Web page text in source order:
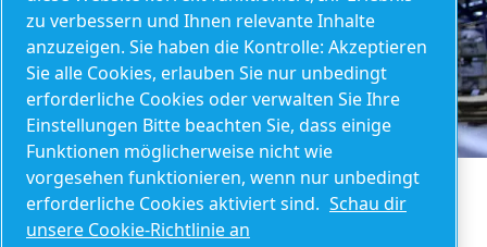
ANWENDUNGSÜBERSICHT
Anwendungen
zu verbessern und Ihnen relevante Inhalte
anzuzeigen. Sie haben die Kontrolle: Akzeptieren
Sie alle Cookies, erlauben Sie nur unbedingt
erforderliche Cookies oder verwalten Sie Ihre
Einstellungen Bitte beachten Sie, dass einige
Funktionen möglicherweise nicht wie
vorgesehen funktionieren, wenn nur unbedingt
erforderliche Cookies aktiviert sind. Schau dir
unsere Cookie-Richtlinie an